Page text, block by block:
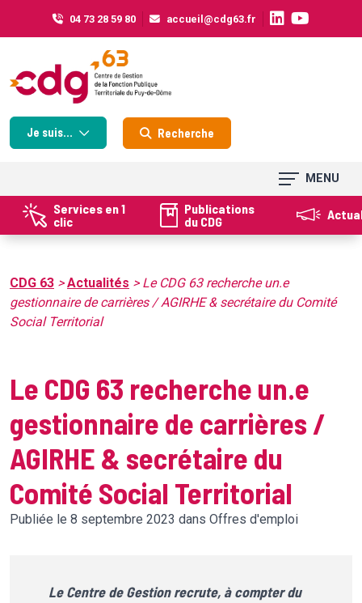
04 73 28 59 80 accueil@cdg63.fr
Je suis... Recherche
MENU
Services en 1
clic
Publications
du CDG
CDG 63 >Actualités > Le CDG 63 recherche un.e
gestionnaire de carrières / AGIRHE & secrétaire du Comité
Social Territorial
Le CDG 63 recherche un.e
gestionnaire de carrières /
AGIRHE & secrétaire du
Comité Social Territorial
Publiée le 8 septembre 2023 dans Offres d'emploi
Le Centre de Gestion recrute, à compter du
Cookies management panel